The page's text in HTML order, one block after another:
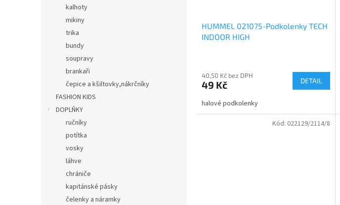
kalhoty
mikiny
trika
bundy
soupravy
brankaři
čepice a kšiltovky,nákrčníky
FASHION KIDS
DOPLŇKY
ručníky
potítka
vosky
láhve
chrániče
kapitánské pásky
čelenky a náramky
HUMMEL 021075-Podkolenky TECH
INDOOR HIGH
produktu
je
z
5
40,50 Kč bez DPH
49 Kč DETAIL
halové podkolenky
Kód: 022129/2114/8